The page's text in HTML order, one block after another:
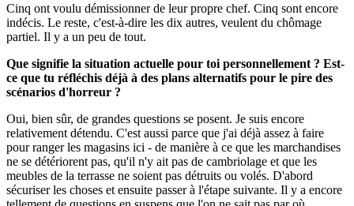
Cinq ont voulu démissionner de leur propre chef. Cinq sont encore
indécis. Le reste, c'est-à-dire les dix autres, veulent du chômage
partiel. Il y a un peu de tout.
Que signifie la situation actuelle pour toi personnellement ? Est-
ce que tu réfléchis déjà à des plans alternatifs pour le pire des
scénarios d'horreur ?
Oui, bien sûr, de grandes questions se posent. Je suis encore
relativement détendu. C'est aussi parce que j'ai déjà assez à faire
pour ranger les magasins ici - de manière à ce que les marchandises
ne se détériorent pas, qu'il n'y ait pas de cambriolage et que les
meubles de la terrasse ne soient pas détruits ou volés. D'abord
sécuriser les choses et ensuite passer à l'étape suivante. Il y a encore